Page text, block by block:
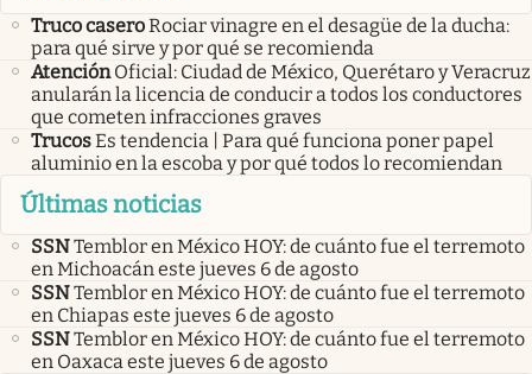
Truco caseroRociar vinagre en el desagüe de la ducha:
para qué sirve y por qué se recomienda
Atención Oficial: Ciudad de México, Querétaro y Veracruz
anularán la licencia de conducir a todos los conductores
que cometen infracciones graves
TrucosEs tendencia | Para qué funciona poner papel
aluminio en la escoba y por qué todos lo recomiendan
Últimas noticias
SSNTemblor en México HOY: de cuánto fue el terremoto
en Michoacán este jueves 6 de agosto
SSNTemblor en México HOY: de cuánto fue el terremoto
en Chiapas este jueves 6 de agosto
SSNTemblor en México HOY: de cuánto fue el terremoto
en Oaxaca este jueves 6 de agosto